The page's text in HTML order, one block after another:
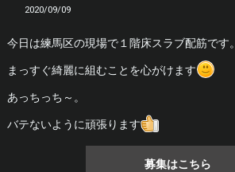
2020/09/09
今日は練馬区の現場で１階床スラブ配筋です。
まっすぐ綺麗に組むことを心がけます
あっちっち～。
バテないように頑張ります
募集はこちら